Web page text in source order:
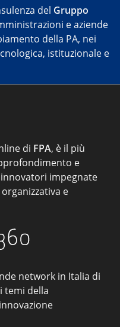
del Gruppo
e aziende
della PA, nei
istituzionale e
di FPA, è il più
e
impegnate
e
network in Italia di
temi della